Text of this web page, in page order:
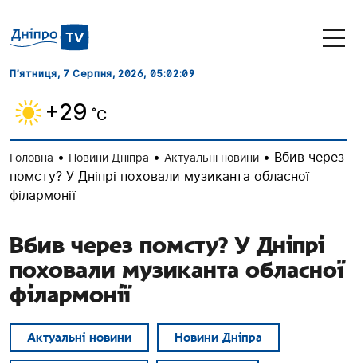
П’ятниця, 7 Серпня, 2026, 05:02:10
+29 ˚C
Головна • Новини Дніпра • Актуальні новини • Вбив через
помсту? У Дніпрі поховали музиканта обласної
філармонії
Вбив через помсту? У Дніпрі
поховали музиканта обласної
філармонії
Актуальні новини Новини Дніпра